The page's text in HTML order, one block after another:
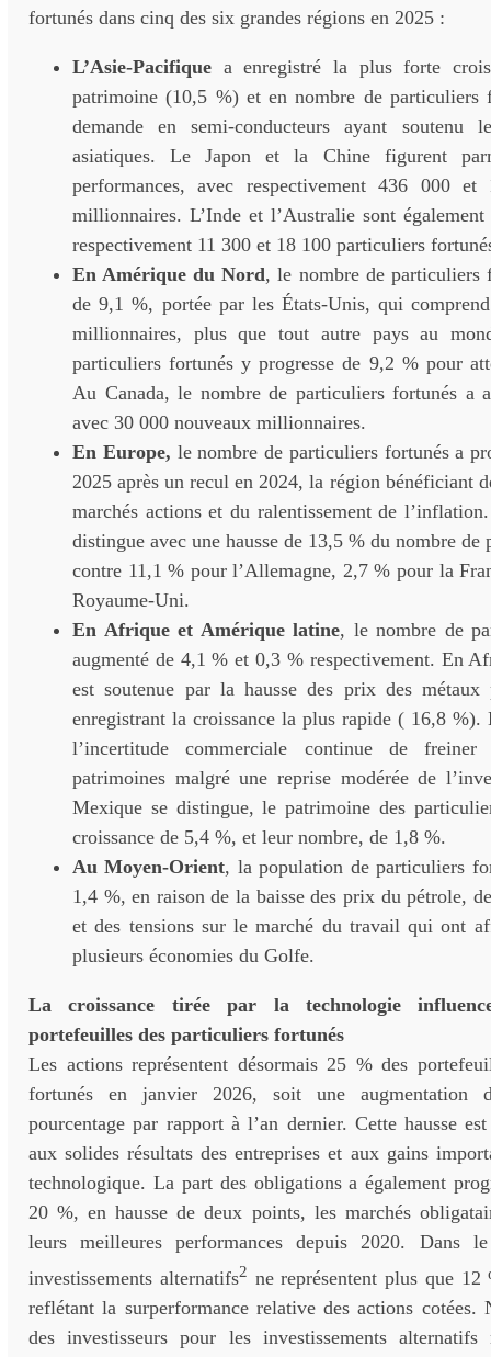
fortunés dans cinq des six grandes régions en 2025 :
L’Asie-Pacifique a enregistré la plus forte
patrimoine (10,5 %) et en nombre de particuliers
demande en semi-conducteurs ayant soutenu
asiatiques. Le Japon et la Chine figurent
performances, avec respectivement 436 000 et
millionnaires. L’Inde et l’Australie sont également
respectivement 11 300 et 18 100 particuliers
En Amérique du Nord, le nombre de particuliers
de 9,1 %, portée par les États-Unis, qui
millionnaires, plus que tout autre pays au
particuliers fortunés y progresse de 9,2 % pour
Au Canada, le nombre de particuliers fortunés a
avec 30 000 nouveaux millionnaires.
En Europe, le nombre de particuliers fortunés a
2025 après un recul en 2024, la région bénéficiant
marchés actions et du ralentissement de
distingue avec une hausse de 13,5 % du nombre
contre 11,1 % pour l’Allemagne, 2,7 % pour la
Royaume-Uni.
En Afrique et Amérique latine, le nombre de
augmenté de 4,1 % et 0,3 % respectivement. En
est soutenue par la hausse des prix des
enregistrant la croissance la plus rapide ( 16,8 %).
l’incertitude commerciale continue de
patrimoines malgré une reprise modérée de
Mexique se distingue, le patrimoine des
croissance de 5,4 %, et leur nombre, de 1,8 %.
Au Moyen-Orient, la population de particuliers
1,4 %, en raison de la baisse des prix du pétrole,
et des tensions sur le marché du travail qui ont
plusieurs économies du Golfe.
La croissance tirée par la technologie
portefeuilles des particuliers fortunés
Les actions représentent désormais 25 % des
fortunés en janvier 2026, soit une augmentation
pourcentage par rapport à l’an dernier. Cette hausse
aux solides résultats des entreprises et aux gains
technologique. La part des obligations a également
20 %, en hausse de deux points, les marchés
leurs meilleures performances depuis 2020. Dans
investissements alternatifs2 ne représentent plus que
reflétant la surperformance relative des actions cotées.
des investisseurs pour les investissements